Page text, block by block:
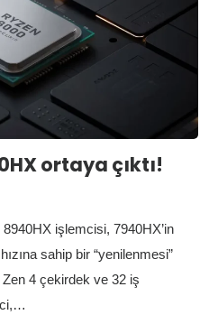
ortaya çıktı!
işlemcisi, 7940HX’in
sahip bir “yenilenmesi”
Zen 4 çekirdek ve 32 iş